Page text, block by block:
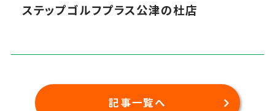
ステップゴルフプラス公津の杜店
記事一覧へ